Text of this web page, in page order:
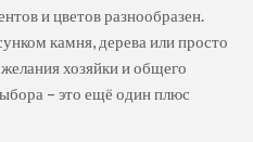
и цветов разнообразен.
камня, дерева или просто
хозяйки и общего
– это ещё один плюс